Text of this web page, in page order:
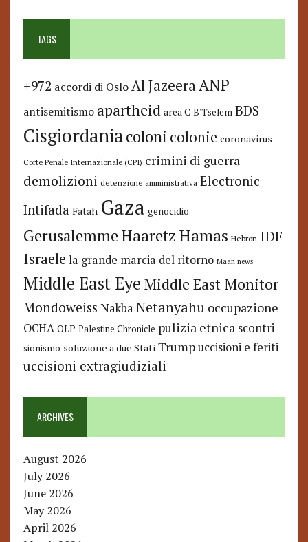
TAGS
+972 accordi di Oslo Al JazeeraANP
antisemitismo apartheid area C B'Tselem BDS
Cisgiordaniacoloni colonie coronavirus
Corte Penale Internazionale (CPI) crimini di guerra
demolizioni detenzione amministrativa Electronic
Intifada Fatah Gaza genocidio
GerusalemmeHaaretzHamas Hebron IDF
Israele la grande marcia del ritorno Maan news
Middle East Eye Middle East Monitor
Mondoweiss Nakba Netanyahu occupazione
OCHA OLP Palestine Chronicle pulizia etnica scontri
sionismo soluzione a due Stati Trump uccisioni e feriti
uccisioni extragiudiziali
ARCHIVES
August 2026
July 2026
June 2026
May 2026
April 2026